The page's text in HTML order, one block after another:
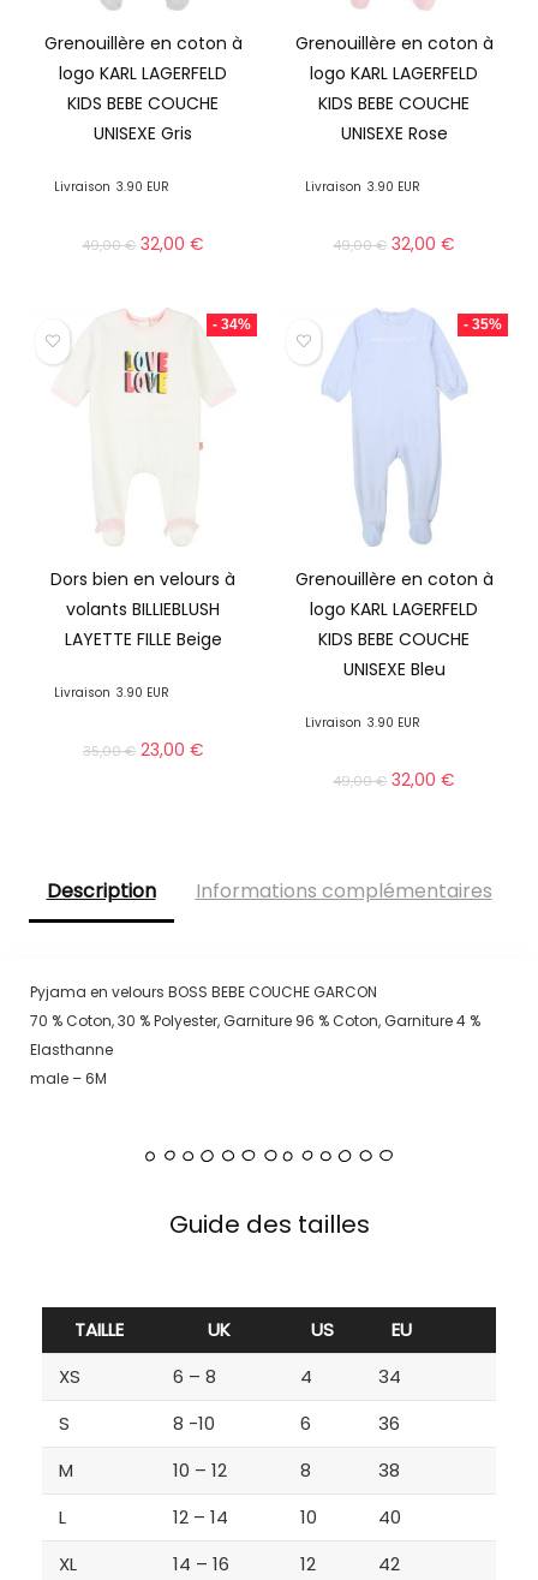
Grenouillère en coton à
logo KARL LAGERFELD
KIDS BEBE COUCHE
UNISEXE Gris
Livraison 3.90 EUR
49,00€ 32,00€
Grenouillère en coton à
logo KARL LAGERFELD
KIDS BEBE COUCHE
UNISEXE Rose
Livraison 3.90 EUR
49,00€ 32,00€
- 34%
Dors bien en velours à
volants BILLIEBLUSH
LAYETTE FILLE Beige
Livraison 3.90 EUR
35,00€ 23,00 €
- 35%
Grenouillère en coton à
logo KARL LAGERFELD
KIDS BEBE COUCHE
UNISEXE Bleu
Livraison 3.90 EUR
49,00€ 32,00€
Description Informations complémentaires
Pyjama en velours BOSS BEBE COUCHE GARCON
70 % Coton, 30 % Polyester, Garniture 96 % Coton, Garniture 4 %
Elasthanne
male – 6M
Guide des tailles
TAILLE UK US
EU
XS
6 – 8 4
34
S
8 -10 6
36
M
10 – 12 8
38
L
12 – 14 10
40
XL
14 – 16 12
42